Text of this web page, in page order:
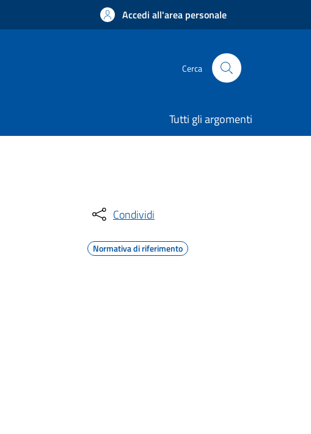
Accedi all'area personale
Cerca
Tutti gli argomenti
Condividi
Normativa di riferimento